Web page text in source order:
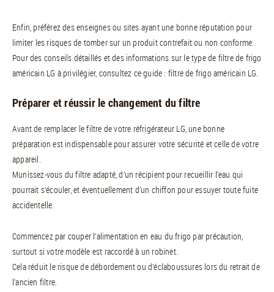
Enfin, préférez des enseignes ou sites ayant une bonne réputation pour
limiter les risques de tomber sur un produit contrefait ou non conforme.
Pour des conseils détaillés et des informations sur le type de filtre de frigo
américain LG à privilégier, consultez ce guide : filtre de frigo américain LG.
Préparer et réussir le changement du filtre
Avant de remplacer le filtre de votre réfrigérateur LG, une bonne
préparation est indispensable pour assurer votre sécurité et celle de votre
appareil.
Munissez-vous du filtre adapté, d’un récipient pour recueillir l’eau qui
pourrait s’écouler, et éventuellement d’un chiffon pour essuyer toute fuite
accidentelle.
Commencez par couper l’alimentation en eau du frigo par précaution,
surtout si votre modèle est raccordé à un robinet.
Cela réduit le risque de débordement ou d’éclaboussures lors du retrait de
l’ancien filtre.